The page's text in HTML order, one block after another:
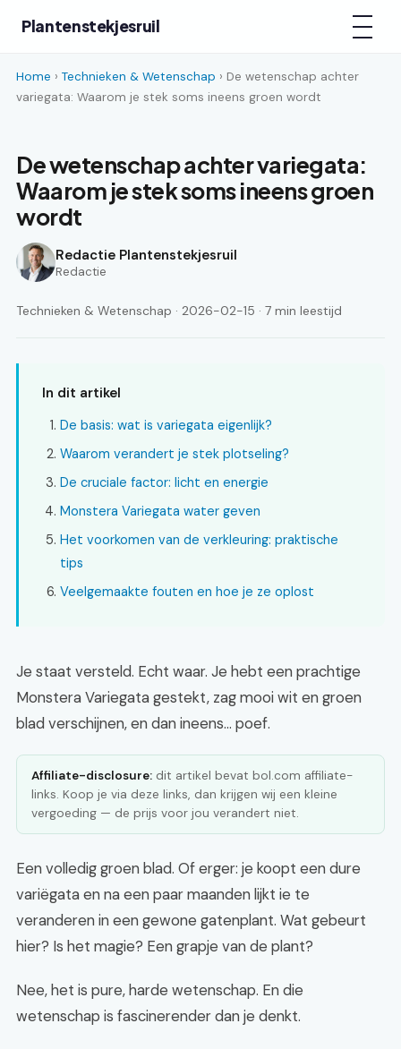
Plantenstekjesruil
Home › Technieken & Wetenschap › De wetenschap achter
variegata: Waarom je stek soms ineens groen wordt
De wetenschap achter variegata:
Waarom je stek soms ineens groen
wordt
Redactie Plantenstekjesruil
Redactie
Technieken & Wetenschap · 2026-02-15 · 7 min leestijd
In dit artikel
De basis: wat is variegata eigenlijk?
Waarom verandert je stek plotseling?
De cruciale factor: licht en energie
Monstera Variegata water geven
Het voorkomen van de verkleuring: praktische
tips
Veelgemaakte fouten en hoe je ze oplost
Je staat versteld. Echt waar. Je hebt een prachtige
Monstera Variegata gestekt, zag mooi wit en groen
blad verschijnen, en dan ineens... poef.
Affiliate-disclosure: dit artikel bevat bol.com affiliate-
links. Koop je via deze links, dan krijgen wij een kleine
vergoeding — de prijs voor jou verandert niet.
Een volledig groen blad. Of erger: je koopt een dure
variëgata en na een paar maanden lijkt ie te
veranderen in een gewone gatenplant. Wat gebeurt
hier? Is het magie? Een grapje van de plant?
Nee, het is pure, harde wetenschap. En die
wetenschap is fascinerender dan je denkt.